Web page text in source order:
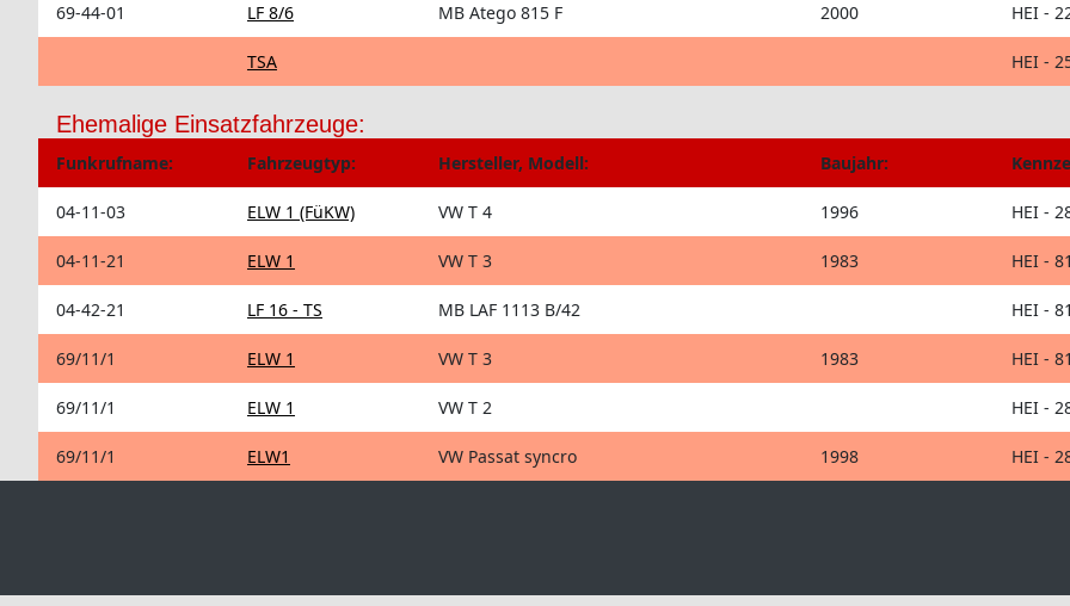
69-44-01 LF 8/6 MB Atego 815 F 2000 HEI -
TSA HEI -
Ehemalige Einsatzfahrzeuge:
Funkrufname: Fahrzeugtyp: Hersteller, Modell: Baujahr:
04-11-03 ELW 1 (FüKW) VW T 4 1996 HEI -
04-11-21 ELW 1 VW T 3 1983 HEI -
04-42-21 LF 16 - TS MB LAF 1113 B/42 HEI -
69/11/1 ELW 1 VW T 3 1983 HEI -
69/11/1 ELW 1 VW T 2 HEI -
69/11/1 ELW1 VW Passat syncro 1998 HEI -